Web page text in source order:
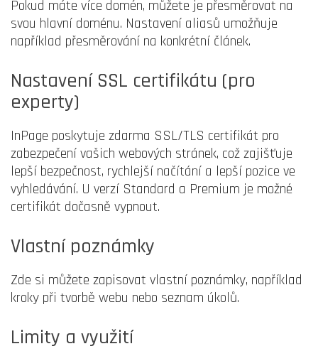
Pokud máte více domén, můžete je přesměrovat na
svou hlavní doménu. Nastavení aliasů umožňuje
například přesměrování na konkrétní článek.
Nastavení SSL certifikátu (pro
experty)
InPage poskytuje zdarma SSL/TLS certifikát pro
zabezpečení vašich webových stránek, což zajišťuje
lepší bezpečnost, rychlejší načítání a lepší pozice ve
vyhledávání. U verzí Standard a Premium je možné
certifikát dočasně vypnout.
Vlastní poznámky
Zde si můžete zapisovat vlastní poznámky, například
kroky při tvorbě webu nebo seznam úkolů.
Limity a využití